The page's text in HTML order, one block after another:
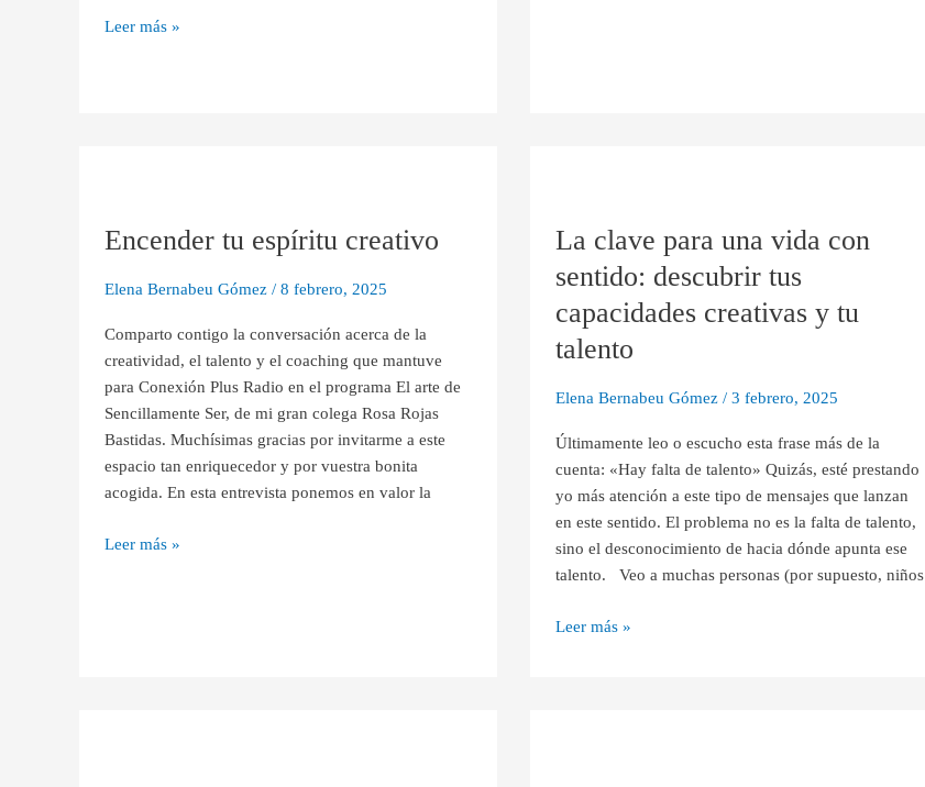
Leer más »
Encender tu espíritu creativo
Elena Bernabeu Gómez / 8 febrero, 2025
Comparto contigo la conversación acerca de la
creatividad, el talento y el coaching que mantuve
para Conexión Plus Radio en el programa El arte de
Sencillamente Ser, de mi gran colega Rosa Rojas
Bastidas. Muchísimas gracias por invitarme a este
espacio tan enriquecedor y por vuestra bonita
acogida. En esta entrevista ponemos en valor la
espíritu
Leer más »
La clave para una vida con
sentido: descubrir tus
capacidades creativas y tu
talento
Elena Bernabeu Gómez / 3 febrero, 2025
Últimamente leo o escucho esta frase más de la
cuenta: «Hay falta de talento» Quizás, esté prestando
yo más atención a este tipo de mensajes que lanzan
en este sentido. El problema no es la falta de talento,
sino el desconocimiento de hacia dónde apunta ese
talento. Veo a muchas personas (por supuesto, niños
para
vida
con
sentido:
tus
creativas
y
tu
talento
Leer más »